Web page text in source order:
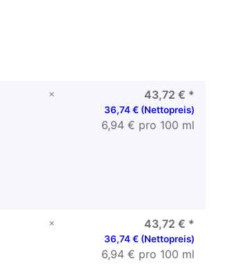
× 43,72 € *
36,74 € (Nettopreis)
6,94 € pro 100 ml
× 43,72 € *
36,74 € (Nettopreis)
6,94 € pro 100 ml